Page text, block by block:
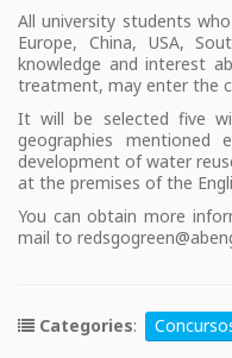
All university students
Europe, China, USA,
knowledge and interest
treatment, may enter the
It will be selected five
geographies
development of water
at the premises of the
You can obtain more
mail to
Categories: